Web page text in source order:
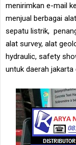
menirimkan e-mail ke
menjual berbagai
sepatu listrik,
alat survey, alat
hydraulic, safety
untuk daerah jakarta